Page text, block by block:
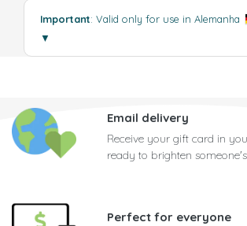
Important: Valid only for use in Alemanha
▼
Email delivery
Receive your gift card in
ready to brighten
Perfect for everyone